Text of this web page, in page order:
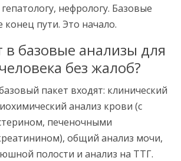
нефрологу. Базовые
конец пути. Это начало.
в базовые анализы для
без жалоб?
пакет входят: клинический
анализ крови (с
печеночными
общий анализ мочи,
полости и анализ на ТТГ.